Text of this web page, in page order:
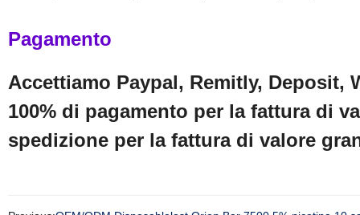
Pagamento
Accettiamo Paypal, Remitly,
100% di pagamento per la fattura di
spedizione per la fattura di valore